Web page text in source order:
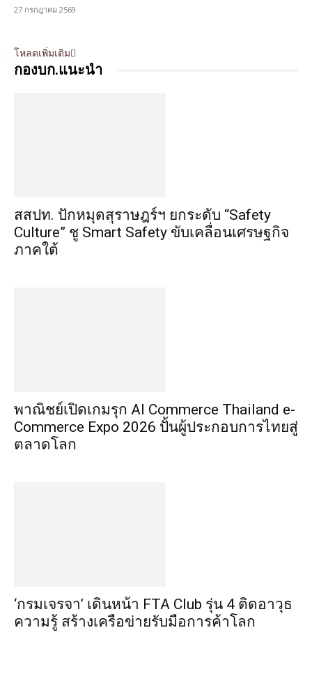
27 กรกฎาคม 2569
โหลดเพิ่มเติม
กองบก.แนะนำ
สสปท. ปักหมุดสุราษฎร์ฯ ยกระดับ “Safety
Culture” ชู Smart Safety ขับเคลื่อนเศรษฐกิจ
ภาคใต้
พาณิชย์เปิดเกมรุก AI Commerce Thailand e-
Commerce Expo 2026 ปั้นผู้ประกอบการไทยสู่
ตลาดโลก
‘กรมเจรจา’ เดินหน้า FTA Club รุ่น 4 ติดอาวุธ
ความรู้ สร้างเครือข่ายรับมือการค้าโลก